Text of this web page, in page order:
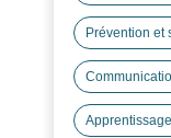
atelier
de 14h à 18h
vente de
gravage de
plaidoyer
circulation
Prévention et